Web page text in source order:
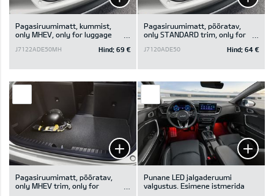
Pagasiruumimatt, kummist,
only MHEV, only for luggage
J7122ADE50MH Hind: 69 €
Pagasiruumimatt, pööratav,
only STANDARD trim, only for
J7120ADE50 Hind: 64 €
Pagasiruumimatt, pööratav,
only MHEV trim, only for
Punane LED jalgaderuumi
valgustus. Esimene istmerida